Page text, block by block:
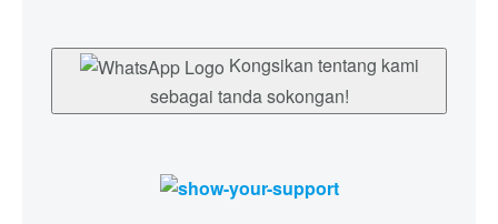
sebagai tanda sokongan!